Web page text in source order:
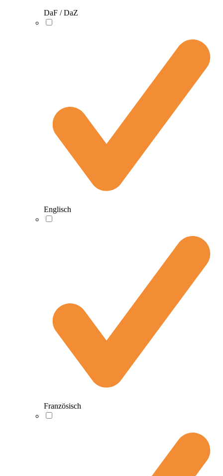
DaF / DaZ
Englisch
Französisch